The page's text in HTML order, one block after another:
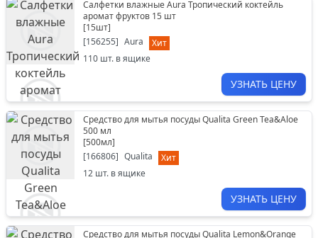
Салфетки влажные Aura Тропический коктейль
аромат фруктов 15 шт
[15шт]
[156255] Aura
Хит
110 шт. в ящике
УЗНАТЬ ЦЕНУ
Средство для мытья посуды Qualita Green Tea&Aloe
500 мл
[500мл]
[166806] Qualita
Хит
12 шт. в ящике
УЗНАТЬ ЦЕНУ
Средство для мытья посуды Qualita Lemon&Orange